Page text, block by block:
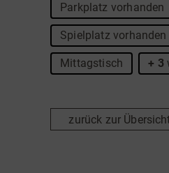
Parkplatz vorhanden
Spielplatz vorhanden
Mittagstisch + 3
zurück zur